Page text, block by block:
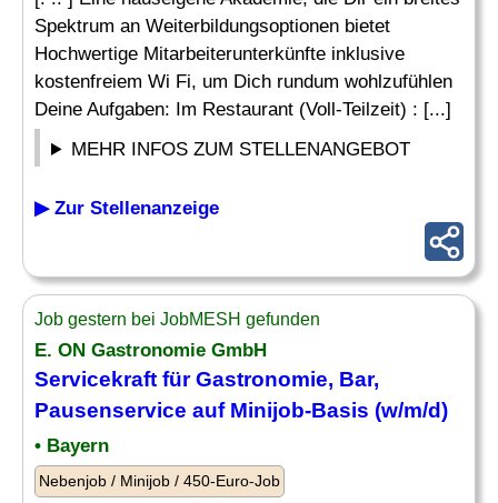
Spektrum an Weiterbildungsoptionen bietet
Hochwertige Mitarbeiterunterkünfte inklusive
kostenfreiem Wi Fi, um Dich rundum wohlzufühlen
Deine Aufgaben: Im Restaurant (Voll-Teilzeit) : [...]
MEHR INFOS ZUM STELLENANGEBOT
▶ Zur Stellenanzeige
Job gestern bei JobMESH gefunden
E. ON Gastronomie GmbH
Servicekraft für Gastronomie, Bar,
Pausenservice auf Minijob-Basis (w/m/d)
• Bayern
Nebenjob / Minijob / 450-Euro-Job